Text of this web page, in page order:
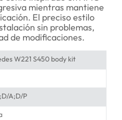
mientras mantiene
El preciso estilo
sin problemas,
de modificaciones.
W221 S450 body kit
A;D/P